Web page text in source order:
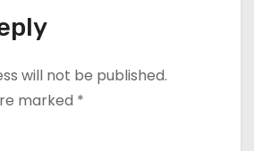
will not be published.
marked *